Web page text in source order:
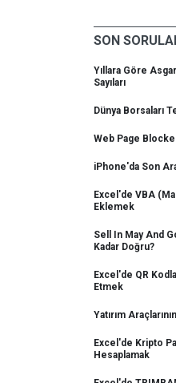
SON
Yıllara Göre
Sayıları
Dünya Borsaları
Web Page
iPhone'da Son
Excel'de VBA
Eklemek
Sell In May And
Kadar Doğru?
Excel'de QR
Etmek
Yatırım
Excel'de Kripto
Hesaplamak